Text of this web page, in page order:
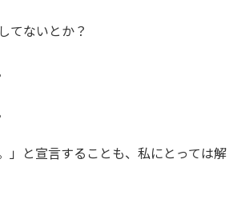
てないとか？
」と宣言することも、私にとっては解